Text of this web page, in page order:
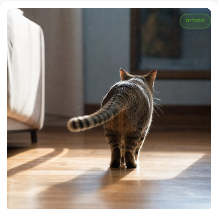
חתולים